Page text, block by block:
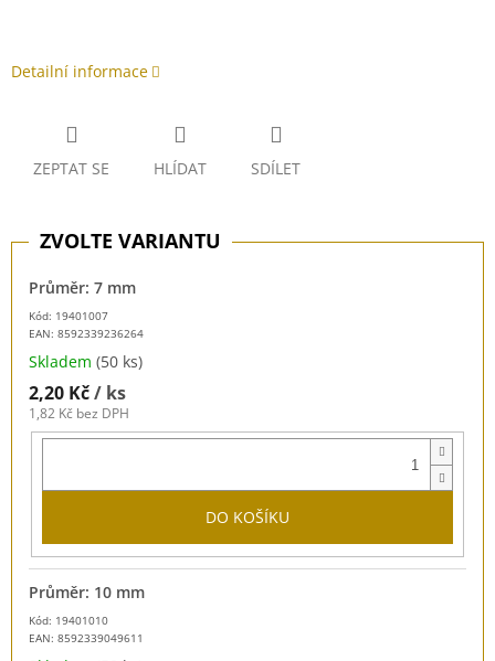
Detailní informace
ZEPTAT SE HLÍDAT SDÍLET
Kód: 19401007
EAN: 8592339236264
Průměr: 7 mm
Skladem (50 ks)
2,20 Kč/ ks
1,82 Kč bez DPH
DO KOŠÍKU
Kód: 19401010
EAN: 8592339049611
Průměr: 10 mm